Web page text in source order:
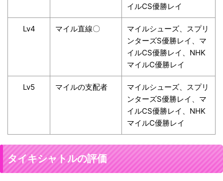
イルCS優勝レイ
Lv4 マイル直線〇
マイルシューズ、スプリ
ンターズS優勝レイ、マ
イルCS優勝レイ、NHK
マイルC優勝レイ
Lv5 マイルの支配者
マイルシューズ、スプリ
ンターズS優勝レイ、マ
イルCS優勝レイ、NHK
マイルC優勝レイ
タイキシャトルの評価